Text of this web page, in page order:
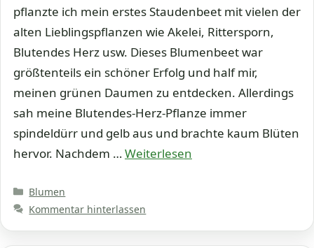
pflanzte ich mein erstes Staudenbeet mit vielen der
alten Lieblingspflanzen wie Akelei, Rittersporn,
Blutendes Herz usw. Dieses Blumenbeet war
größtenteils ein schöner Erfolg und half mir,
meinen grünen Daumen zu entdecken. Allerdings
sah meine Blutendes-Herz-Pflanze immer
spindeldürr und gelb aus und brachte kaum Blüten
hervor. Nachdem …Weiterlesen
Kategorien
Blumen
Kommentar hinterlassen